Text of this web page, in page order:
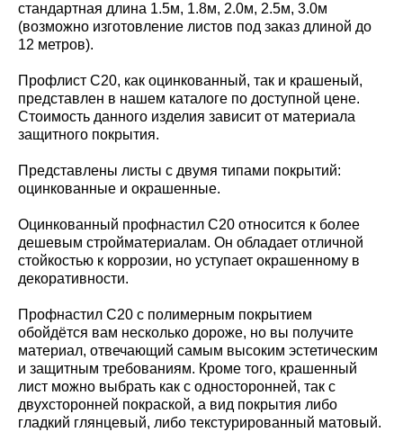
стандартная длина 1.5м, 1.8м, 2.0м, 2.5м, 3.0м
(возможно изготовление листов под заказ длиной до
12 метров).
Профлист С20, как оцинкованный, так и крашеный,
представлен в нашем каталоге по доступной цене.
Стоимость данного изделия зависит от материала
защитного покрытия.
Представлены листы с двумя типами покрытий:
оцинкованные и окрашенные.
Оцинкованный профнастил С20 относится к более
дешевым стройматериалам. Он обладает отличной
стойкостью к коррозии, но уступает окрашенному в
декоративности.
Профнастил С20 с полимерным покрытием
обойдётся вам несколько дороже, но вы получите
материал, отвечающий самым высоким эстетическим
и защитным требованиям. Кроме того, крашенный
лист можно выбрать как с односторонней, так с
двухсторонней покраской, а вид покрытия либо
гладкий глянцевый, либо текстурированный матовый.